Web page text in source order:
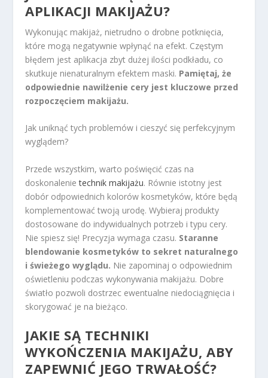
APLIKACJI MAKIJAŻU?
Wykonując makijaż, nietrudno o drobne potknięcia,
które mogą negatywnie wpłynąć na efekt. Częstym
błędem jest aplikacja zbyt dużej ilości podkładu, co
skutkuje nienaturalnym efektem maski. Pamiętaj, że
odpowiednie nawilżenie cery jest kluczowe przed
rozpoczęciem makijażu.
Jak uniknąć tych problemów i cieszyć się perfekcyjnym
wyglądem?
Przede wszystkim, warto poświęcić czas na
doskonalenietechnik makijażu. Równie istotny jest
dobór odpowiednich kolorów kosmetyków, które będą
komplementować twoją urodę. Wybieraj produkty
dostosowane do indywidualnych potrzeb i typu cery.
Nie spiesz się! Precyzja wymaga czasu. Staranne
blendowanie kosmetyków to sekret naturalnego
i świeżego wyglądu. Nie zapominaj o odpowiednim
oświetleniu podczas wykonywania makijażu. Dobre
światło pozwoli dostrzec ewentualne niedociągnięcia i
skorygować je na bieżąco.
JAKIE SĄ TECHNIKI
WYKOŃCZENIA MAKIJAŻU, ABY
ZAPEWNIĆ JEGO TRWAŁOŚĆ?